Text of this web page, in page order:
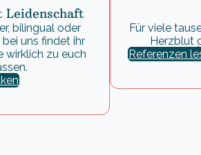
Leidenschaft
bilingual oder
uns findet ihr
wirklich zu euch
Für viele
Herzblut
Referenzen